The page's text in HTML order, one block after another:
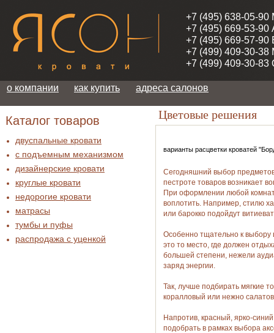
+7 (495) 638-05-90
+7 (495) 669-53-90
+7 (495) 669-57-90
+7 (499) 409-30-38
+7 (499) 409-30-83
о компании как купить адреса салонов
Каталог товаров
двуспальные кровати
с подъемным механизмом
дизайнерские кровати
круглые кровати
недорогие кровати
матрасы
тумбы и пуфы
распродажа c уценкой
Цветовые решения
варианты расцветки кроватей
Сегодняшний выбор
пестроте товаров возникает
При оформлении любой
воплотить. Например, стилю
или барокко подойдут
Особенно тщательно к выбору
это то место, где должен
большей степени, нежели
заряд энергии.
Так, лучше подбирать мягкие
коралловый или нежно
Напротив, красный, ярко-
подобрать в рамках выбора